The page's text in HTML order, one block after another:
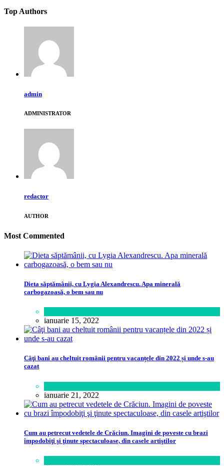
Top Authors
admin
ADMINISTRATOR
redactor
AUTHOR
Most Commented
Dieta săptămânii, cu Lygia Alexandrescu. Apa minerală
carbogazoasă, o bem sau nu
ianuarie 15, 2022
Câţi bani au cheltuit românii pentru vacanțele din 2022 și unde s-au
cazat
ianuarie 21, 2022
Cum au petrecut vedetele de Crăciun. Imagini de poveste cu brazi
împodobiţi şi ţinute spectaculoase, din casele artiştilor